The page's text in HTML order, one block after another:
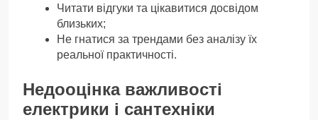
Читати відгуки та цікавитися досвідом
близьких;
Не гнатися за трендами без аналізу їх
реальної практичності.
Недооцінка важливості
електрики і сантехніки